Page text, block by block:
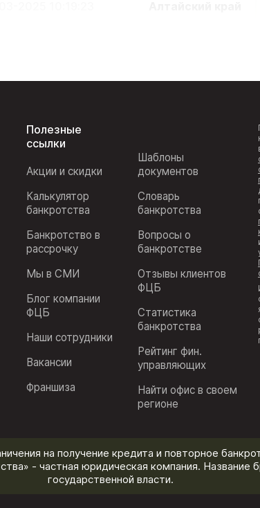
Полезные
ссылки
Акции и скидки
Калькулятор
банкротства
Банкротство в
рассрочку
Мы в СМИ
Блог компании
ФЦБ
Наши сотрудники
Вакансии
Франшиза
Шаблоны
документов
Словарь
банкротства
Вопросы о
банкротстве
Отзывы клиентов
ФЦБ
Статистика
банкротства
Рейтинг фин.
управляющих
Найти офис в своем
регионе
на получение кредита и повторное
- частная юридическая компания. Название
государственной власти.